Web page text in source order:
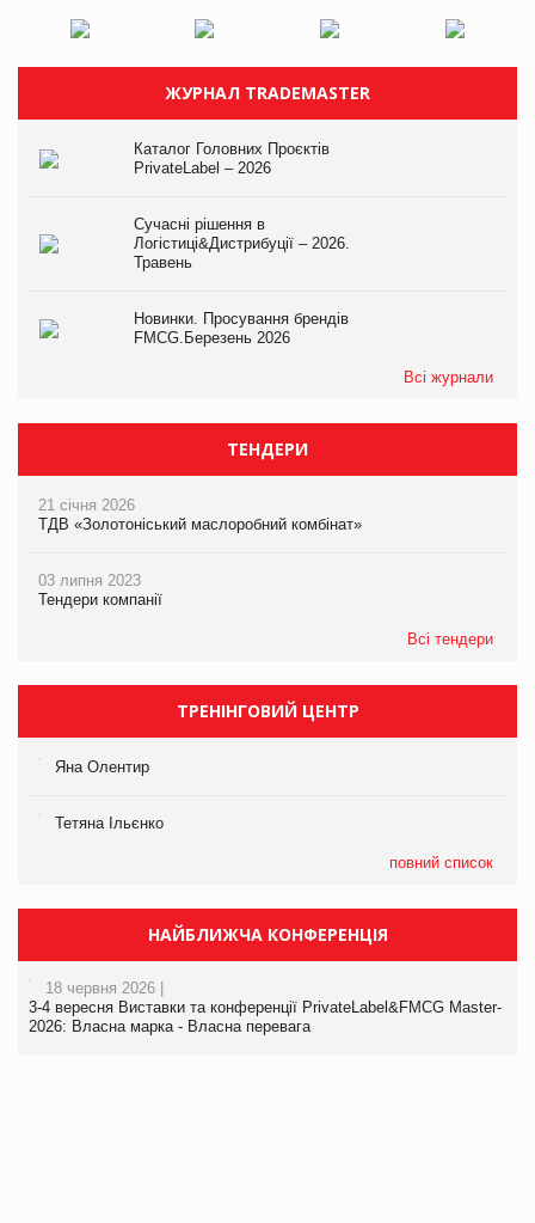
ЖУРНАЛ TRADEMASTER
Каталог Головних Проєктів
PrivateLabel – 2026
Сучасні рішення в
Логістиці&Дистрибуції – 2026.
Травень
Новинки. Просування брендів
FMCG.Березень 2026
Всі журнали
ТЕНДЕРИ
21 січня 2026
ТДВ «Золотоніський маслоробний комбінат»
03 липня 2023
Тендери компанії
Всі тендери
ТРЕНІНГОВИЙ ЦЕНТР
Яна Олентир
Тетяна Ільєнко
повний список
НАЙБЛИЖЧА КОНФЕРЕНЦІЯ
18 червня 2026 |
3-4 вересня Виставки та конференції PrivateLabel&FMCG Master-
2026: Власна марка - Власна перевага